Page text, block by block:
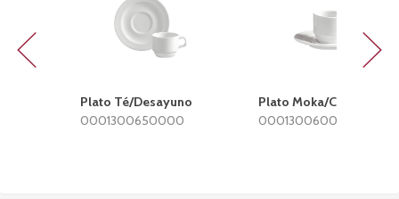
Plato Té/Desayuno
0001300650000
Plato Moka/Café
0001300600000